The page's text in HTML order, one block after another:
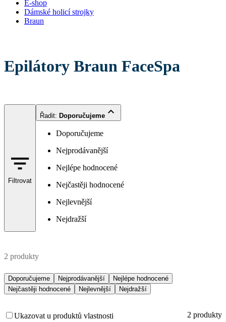
E-shop
Dámské holicí strojky
Braun
Epilátory Braun FaceSpa
Filtrovat
Řadit: Doporučujeme
Doporučujeme
Nejprodávanější
Nejlépe hodnocené
Nejčastěji hodnocené
Nejlevnější
Nejdražší
2 produkty
Doporučujeme Nejprodávanější
Nejlépe hodnocené
Nejčastěji hodnocené
Nejlevnější Nejdražší
Ukazovat u produktů vlastnosti 2 produkty